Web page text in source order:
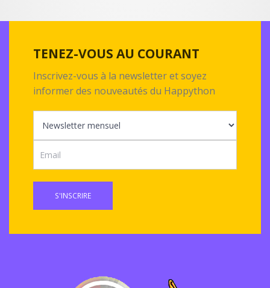
TENEZ-VOUS AU COURANT
Inscrivez-vous à la newsletter et soyez
informer des nouveautés du Happython
S'INSCRIRE